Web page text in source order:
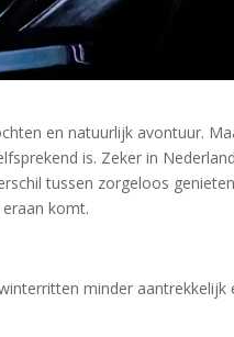
en natuurlijk avontuur.
is. Zeker in
tussen zorgeloos
komt.
minder aantrekkelijk